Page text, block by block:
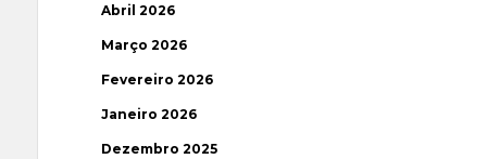
Abril 2026
Março 2026
Fevereiro 2026
Janeiro 2026
Dezembro 2025